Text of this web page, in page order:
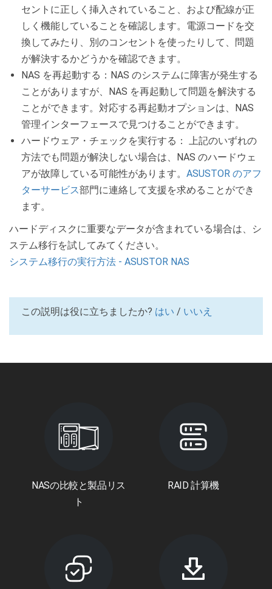
セントに正しく挿入されていること、および配線が正
しく機能していることを確認します。電源コードを交
換してみたり、別のコンセントを使ったりして、問題
が解決するかどうかを確認できます。
NAS を再起動する：NAS のシステムに障害が発生する
ことがありますが、NAS を再起動して問題を解決する
ことができます。対応する再起動オプションは、NAS
管理インターフェースで見つけることができます。
ハードウェア・チェックを実行する： 上記のいずれの
方法でも問題が解決しない場合は、NAS のハードウェ
アが故障している可能性があります。 ASUSTOR のアフ
ターサービス部門に連絡して支援を求めることができ
ます。
ハードディスクに重要なデータが含まれている場合は、シ
ステム移行を試してみてください。
システム移行の実行方法 - ASUSTOR NAS
この説明は役に立ちましたか? はい / いいえ
NASの比較と製品リス
ト
RAID 計算機